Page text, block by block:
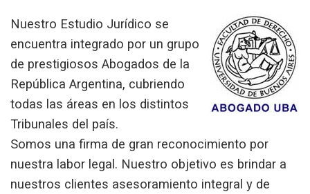
Nuestro Estudio Jurídico se
encuentra integrado por un grupo
de prestigiosos Abogados de la
República Argentina, cubriendo
todas las áreas en los distintos
Tribunales del país.
Somos una firma de gran reconocimiento por
nuestra labor legal. Nuestro objetivo es brindar a
nuestros clientes asesoramiento integral y de